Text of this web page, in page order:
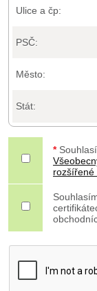
Ulice a čp:
PSČ:
Město:
Stát:
*
rozšířené